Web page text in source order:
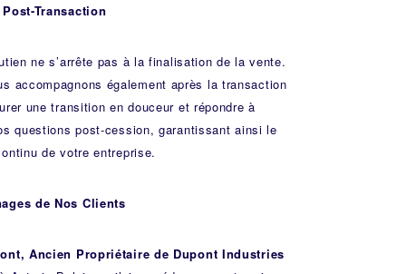
Transaction
ne s’arrête pas à la finalisation de la vente.
accompagnons également après la transaction
une transition en douceur et répondre à
questions post-cession, garantissant ainsi le
de votre entreprise.
de Nos Clients
Ancien Propriétaire de Dupont Industries